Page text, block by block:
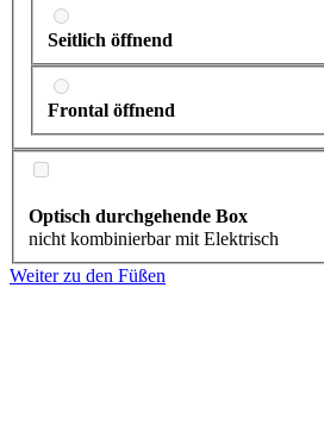
Seitlich öffnend
Frontal öffnend
Optisch durchgehende Box
nicht kombinierbar mit Elektrisch
Weiter zu den Füßen